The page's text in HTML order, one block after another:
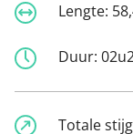
Lengte:
Duur:
Totale